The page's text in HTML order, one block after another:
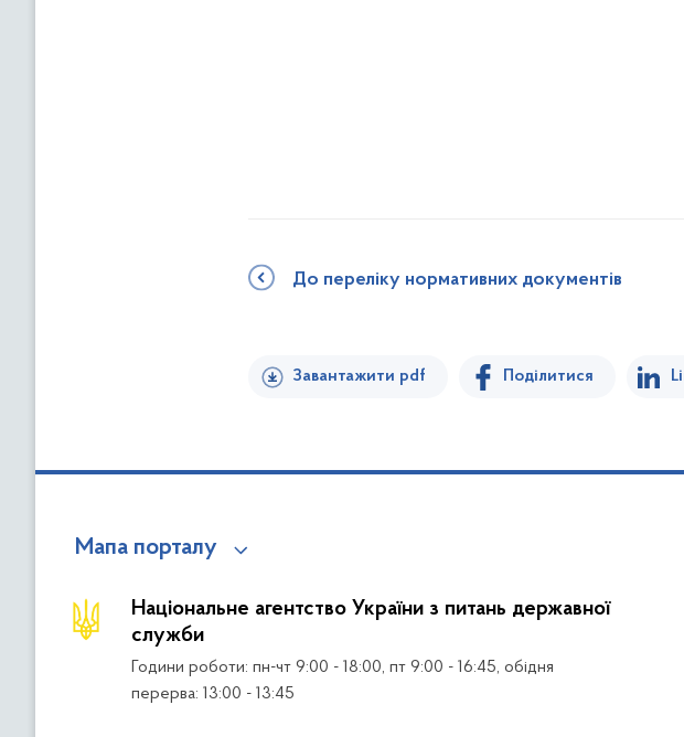
До переліку нормативних документів
Завантажити pdf Поділитися
Мапа порталу
Національне агентство України з питань державної
служби
Години роботи: пн-чт 9:00 - 18:00, пт 9:00 - 16:45, обідня
перерва: 13:00 - 13:45